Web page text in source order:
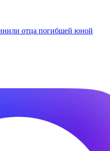
отца погибшей юной